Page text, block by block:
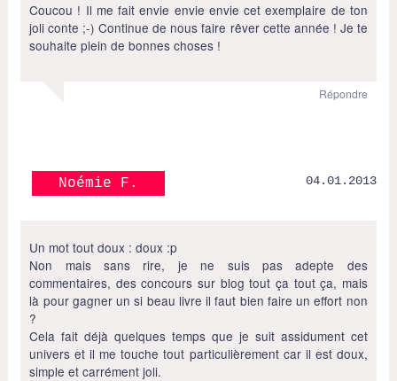
Coucou ! Il me fait envie envie envie cet exemplaire de ton
joli conte ;-) Continue de nous faire rêver cette année ! Je te
souhaite plein de bonnes choses !
Répondre
Noémie F. 04.01.2013
Un mot tout doux : doux :p
Non mais sans rire, je ne suis pas adepte des
commentaires, des concours sur blog tout ça tout ça, mais
là pour gagner un si beau livre il faut bien faire un effort non
?
Cela fait déjà quelques temps que je suit assidument cet
univers et il me touche tout particulièrement car il est doux,
simple et carrément joli.